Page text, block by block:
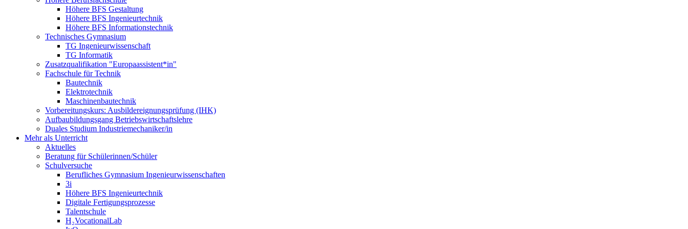
Höhere BFS Gestaltung
Höhere BFS Ingenieurtechnik
Höhere BFS Informationstechnik
Technisches Gymnasium
TG Ingenieurwissenschaft
TG Informatik
Zusatzqualifikation "Europaassistent*in"
Fachschule für Technik
Bautechnik
Elektrotechnik
Maschinenbautechnik
Vorbereitungskurs: Ausbildereignungsprüfung (IHK)
Aufbaubildungsgang Betriebswirtschaftslehre
Duales Studium Industriemechaniker/in
Mehr als Unterricht
Aktuelles
Beratung für Schülerinnen/Schüler
Schulversuche
Berufliches Gymnasium Ingenieurwissenschaften
3i
Höhere BFS Ingenieurtechnik
Digitale Fertigungsprozesse
Talentschule
H₂VocationalLab